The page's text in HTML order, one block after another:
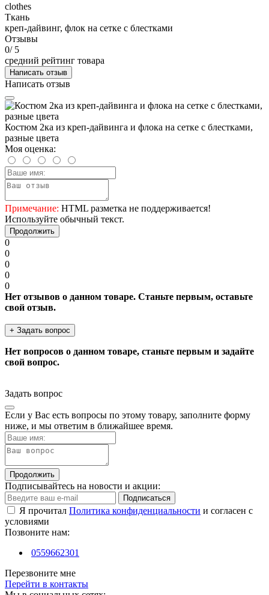
clothes
Ткань
креп-дайвинг, флок на сетке с блестками
Отзывы
0/ 5
средний рейтинг товара
Написать отзыв
Написать отзыв
Костюм 2ка из креп-дайвинга и флока на сетке с блестками,
разные цвета
Моя оценка:
Примечание: HTML разметка не поддерживается!
Используйте обычный текст.
Продолжить
0
0
0
0
0
Нет отзывов о данном товаре. Станьте первым, оставьте
свой отзыв.
+ Задать вопрос
Нет вопросов о данном товаре, станьте первым и задайте
свой вопрос.
Задать вопрос
Если у Вас есть вопросы по этому товару, заполните форму
ниже, и мы ответим в ближайшее время.
Продолжить
Подписывайтесь на новости и акции:
Подписаться
Я прочитал Политика конфиденциальности и согласен с
условиями
Позвоните нам:
0559662301
Перезвоните мне
Перейти в контакты